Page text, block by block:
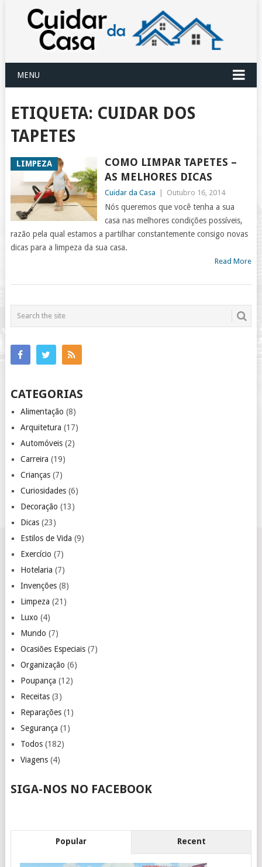
MENU
ETIQUETA: CUIDAR DOS
TAPETES
LIMPEZA
COMO LIMPAR TAPETES –
AS MELHORES DICAS
Cuidar da Casa Outubro 16, 2014
Nós queremos que você tenha a sua
casa nas melhores condições possíveis,
razão pela qual estamos a partilhar constantemente consigo novas
dicas para a limpeza da sua casa.
Read More
CATEGORIAS
Alimentação (8)
Arquitetura (17)
Automóveis(2)
Carreira (19)
Crianças(7)
Curiosidades(6)
Decoração (13)
Dicas(23)
Estilos de Vida (9)
Exercício (7)
Hotelaria (7)
Invenções(8)
Limpeza (21)
Luxo (4)
Mundo (7)
Ocasiões Especiais(7)
Organização (6)
Poupança (12)
Receitas(3)
Reparações(1)
Segurança (1)
Todos(182)
Viagens(4)
SIGA-NOS NO FACEBOOK
Popular Recent